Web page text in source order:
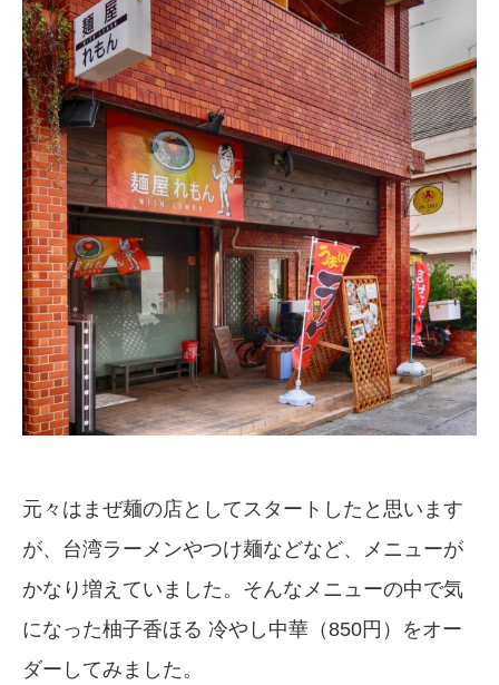
元々はまぜ麺の店としてスタートしたと思います
が、台湾ラーメンやつけ麺などなど、メニューが
かなり増えていました。そんなメニューの中で気
になった柚子香ほる 冷やし中華（850円）をオー
ダーしてみました。